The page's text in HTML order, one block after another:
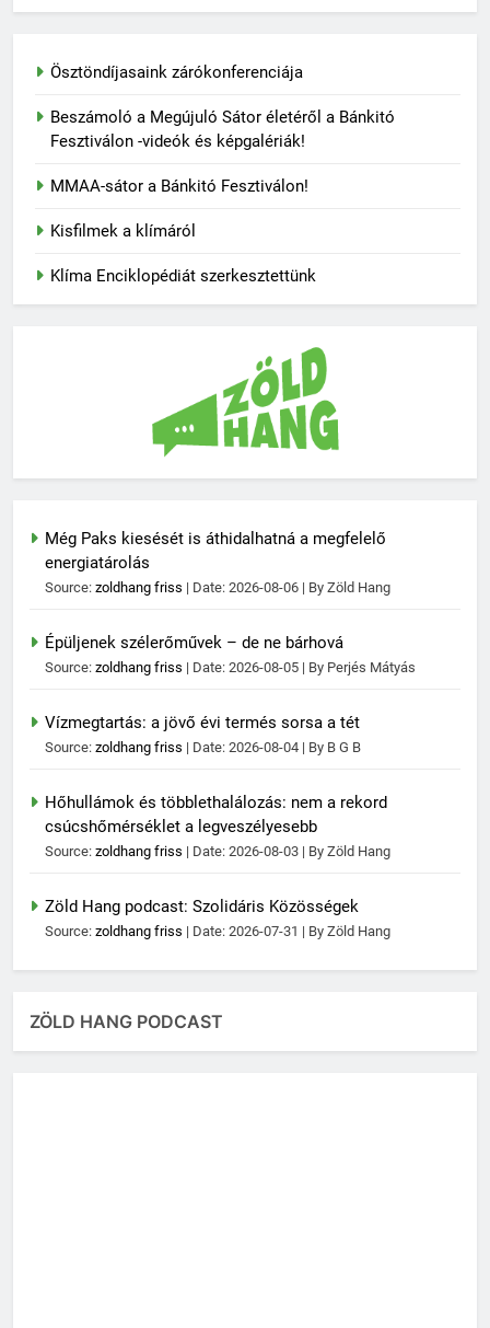
Ösztöndíjasaink zárókonferenciája
Beszámoló a Megújuló Sátor életéről a Bánkitó
Fesztiválon -videók és képgalériák!
MMAA-sátor a Bánkitó Fesztiválon!
Kisfilmek a klímáról
Klíma Enciklopédiát szerkesztettünk
Még Paks kiesését is áthidalhatná a megfelelő
energiatárolás
Source: zoldhang friss Date: 2026-08-06 By Zöld Hang
Épüljenek szélerőművek – de ne bárhová
Source: zoldhang friss Date: 2026-08-05 By Perjés Mátyás
Vízmegtartás: a jövő évi termés sorsa a tét
Source: zoldhang friss Date: 2026-08-04 By B G B
Hőhullámok és többlethalálozás: nem a rekord
csúcshőmérséklet a legveszélyesebb
Source: zoldhang friss Date: 2026-08-03 By Zöld Hang
Zöld Hang podcast: Szolidáris Közösségek
Source: zoldhang friss Date: 2026-07-31 By Zöld Hang
ZÖLD HANG PODCAST